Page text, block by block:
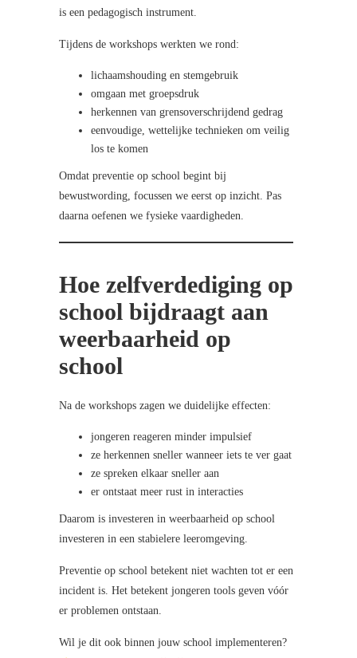
is een pedagogisch instrument.
Tijdens de workshops werkten we rond:
lichaamshouding en stemgebruik
omgaan met groepsdruk
herkennen van grensoverschrijdend gedrag
eenvoudige, wettelijke technieken om veilig
los te komen
Omdat preventie op school begint bij
bewustwording, focussen we eerst op inzicht. Pas
daarna oefenen we fysieke vaardigheden.
Hoe zelfverdediging op
school bijdraagt aan
weerbaarheid op
school
Na de workshops zagen we duidelijke effecten:
jongeren reageren minder impulsief
ze herkennen sneller wanneer iets te ver gaat
ze spreken elkaar sneller aan
er ontstaat meer rust in interacties
Daarom is investeren in weerbaarheid op school
investeren in een stabielere leeromgeving.
Preventie op school betekent niet wachten tot er een
incident is. Het betekent jongeren tools geven vóór
er problemen ontstaan.
Wil je dit ook binnen jouw school implementeren?